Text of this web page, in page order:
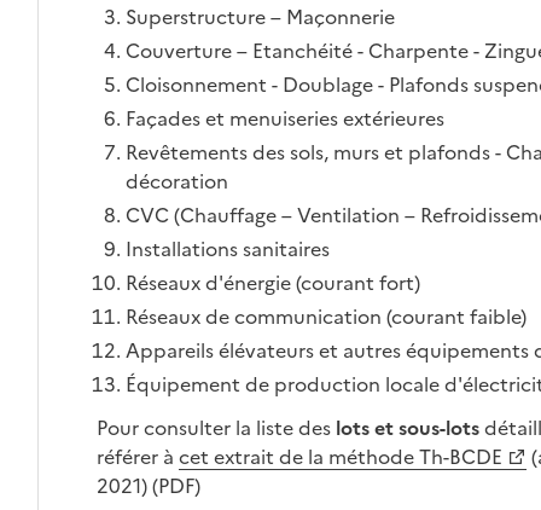
Superstructure – Maçonnerie
Couverture – Etanchéité - Charpente -
Cloisonnement - Doublage - Plafonds
Façades et menuiseries extérieures
Revêtements des sols, murs et plafonds -
décoration
CVC (Chauffage – Ventilation –
Installations sanitaires
Réseaux d'énergie (courant fort)
Réseaux de communication (courant faible)
Appareils élévateurs et autres
Équipement de production locale
Pour consulter la liste des lots et sous-lots
référer à cet extrait de la méthode Th-BCDE
2021) (PDF)